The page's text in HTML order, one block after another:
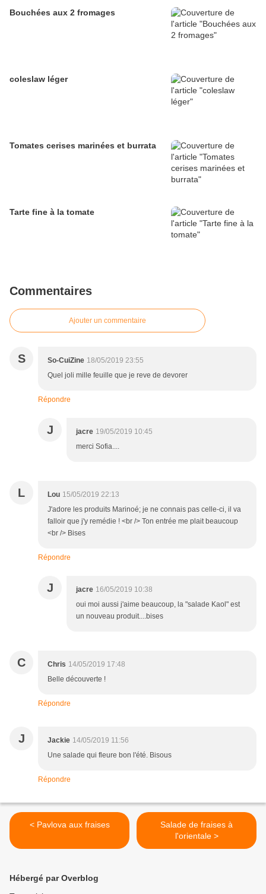
Bouchées aux 2 fromages
coleslaw léger
Tomates cerises marinées et burrata
Tarte fine à la tomate
Commentaires
Ajouter un commentaire
S So-CuiZine 18/05/2019 23:55
Quel joli mille feuille que je reve de devorer
Répondre
J jacre 19/05/2019 10:45
merci Sofia....
L Lou 15/05/2019 22:13
J'adore les produits Marinoé; je ne connais pas celle-ci, il va
falloir que j'y remédie ! <br /> Ton entrée me plait beaucoup
<br /> Bises
Répondre
J jacre 16/05/2019 10:38
oui moi aussi j'aime beaucoup, la "salade Kaol" est
un nouveau produit....bises
C Chris 14/05/2019 17:48
Belle découverte !
Répondre
J Jackie 14/05/2019 11:56
Une salade qui fleure bon l'été. Bisous
Répondre
< Pavlova aux fraises
Salade de fraises à
l'orientale >
Hébergé par Overblog